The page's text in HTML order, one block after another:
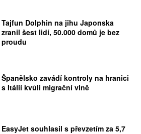
Tajfun Dolphin na jihu Japonska
zranil šest lidí, 50.000 domů je bez
proudu
Španělsko zavádí kontroly na hranici
s Itálií kvůli migrační vlně
EasyJet souhlasil s převzetím za 5,7